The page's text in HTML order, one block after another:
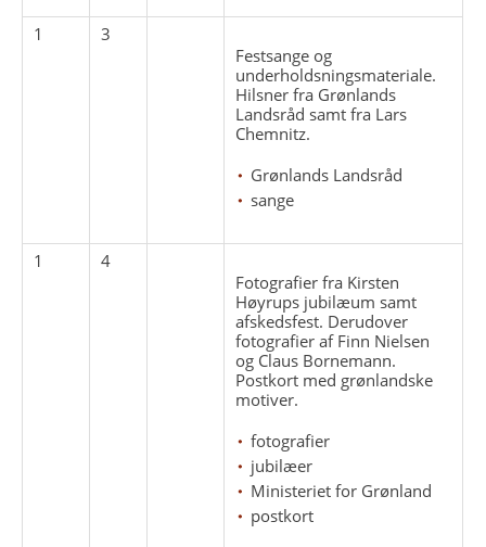
1
3
Festsange og
underholdsningsmateriale.
Hilsner fra Grønlands
Landsråd samt fra Lars
Chemnitz.
Grønlands Landsråd
sange
1
4
Fotografier fra Kirsten
Høyrups jubilæum samt
afskedsfest. Derudover
fotografier af Finn Nielsen
og Claus Bornemann.
Postkort med grønlandske
motiver.
fotografier
jubilæer
Ministeriet for Grønland
postkort